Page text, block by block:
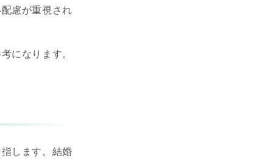
慮が重視され
になります。
します。結婚